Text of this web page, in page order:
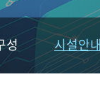
성 시설안